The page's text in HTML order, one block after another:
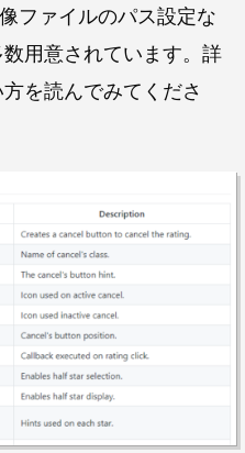
ファイルのパス設定な
用意されています。詳
を読んでみてくださ